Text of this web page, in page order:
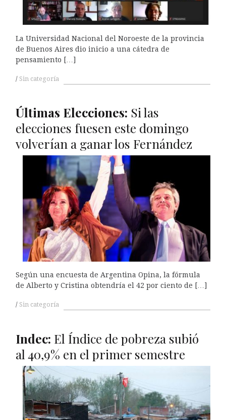
La Universidad Nacional del Noroeste de la provincia
de Buenos Aires dio inicio a una cátedra de
pensamiento […]
Sin categoría
Últimas Elecciones: Si las
elecciones fuesen este domingo
volverían a ganar los Fernández
Según una encuesta de Argentina Opina, la fórmula
de Alberto y Cristina obtendría el 42 por ciento de […]
Sin categoría
Indec: El Índice de pobreza subió
al 40,9% en el primer semestre